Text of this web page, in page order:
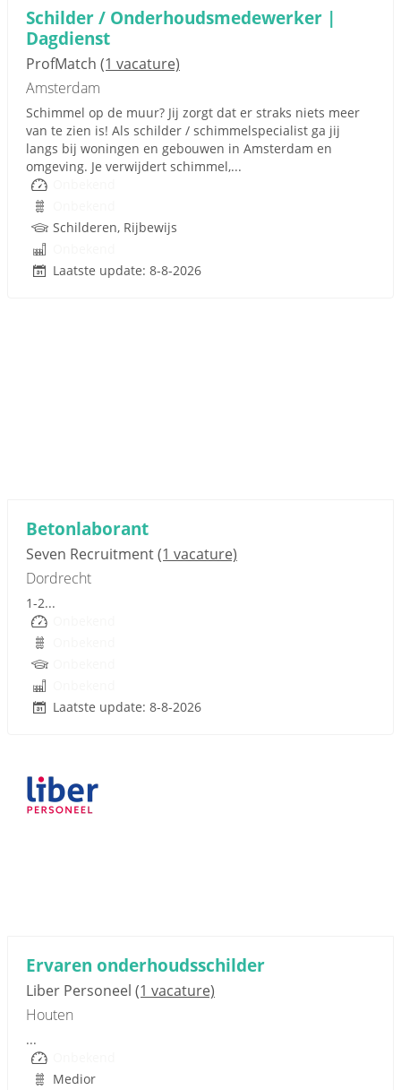
Schilder / Onderhoudsmedewerker |
Dagdienst
ProfMatch (1 vacature)
Amsterdam
Schimmel op de muur? Jij zorgt dat er straks niets meer
van te zien is! Als schilder / schimmelspecialist ga jij
langs bij woningen en gebouwen in Amsterdam en
omgeving. Je verwijdert schimmel,...
Schilderen, Rijbewijs
Laatste update: 8-8-2026
Betonlaborant
Seven Recruitment(1 vacature)
Dordrecht
1-2...
Laatste update: 8-8-2026
Ervaren onderhoudsschilder
Liber Personeel (1 vacature)
Houten
...
Medior